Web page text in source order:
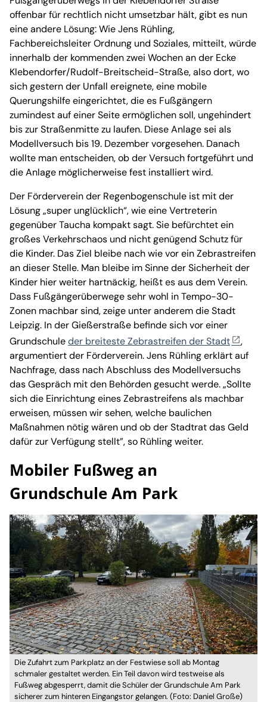
offenbar für rechtlich nicht umsetzbar hält, gibt es nun
eine andere Lösung: Wie Jens Rühling,
Fachbereichsleiter Ordnung und Soziales, mitteilt, würde
innerhalb der kommenden zwei Wochen an der Ecke
Klebendorfer/Rudolf-Breitscheid-Straße, also dort, wo
sich gestern der Unfall ereignete, eine mobile
Querungshilfe eingerichtet, die es Fußgängern
zumindest auf einer Seite ermöglichen soll, ungehindert
bis zur Straßenmitte zu laufen. Diese Anlage sei als
Modellversuch bis 19. Dezember vorgesehen. Danach
wollte man entscheiden, ob der Versuch fortgeführt und
die Anlage möglicherweise fest installiert wird.
Der Förderverein der Regenbogenschule ist mit der
Lösung „super unglücklich“, wie eine Vertreterin
gegenüber Taucha kompakt sagt. Sie befürchtet ein
großes Verkehrschaos und nicht genügend Schutz für
die Kinder. Das Ziel bleibe nach wie vor ein Zebrastreifen
an dieser Stelle. Man bleibe im Sinne der Sicherheit der
Kinder hier weiter hartnäckig, heißt es aus dem Verein.
Dass Fußgängerüberwege sehr wohl in Tempo-30-
Zonen machbar sind, zeige unter anderem die Stadt
Leipzig. In der Gießerstraße befinde sich vor einer
Grundschuleder breiteste Zebrastreifen der Stadt
,
argumentiert der Förderverein. Jens Rühling erklärt auf
Nachfrage, dass nach Abschluss des Modellversuchs
das Gespräch mit den Behörden gesucht werde. „Sollte
sich die Einrichtung eines Zebrastreifens als machbar
erweisen, müssen wir sehen, welche baulichen
Maßnahmen nötig wären und ob der Stadtrat das Geld
dafür zur Verfügung stellt”, so Rühling weiter.
Mobiler Fußweg an
Grundschule Am Park
Die Zufahrt zum Parkplatz an der Festwiese soll ab Montag
schmaler gestaltet werden. Ein Teil davon wird testweise als
Fußweg abgesperrt, damit die Schüler der Grundschule Am Park
sicherer zum hinteren Eingangstor gelangen. (Foto: Daniel Große)